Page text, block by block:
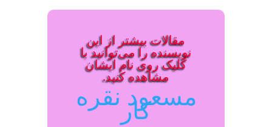
مقالات بیشتر از این
نویسنده را می‌توانید با
کلیک روی نام ایشان
مشاهده کنید.
مسعود نقره
کار